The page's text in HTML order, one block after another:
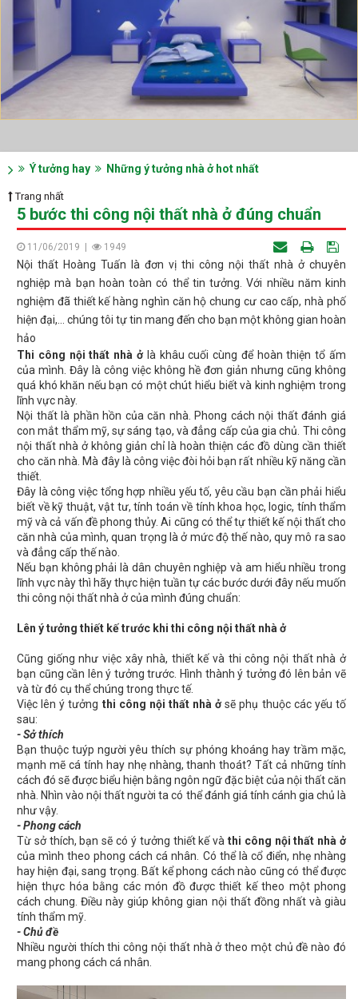
Ý tưởng hay Những ý tưởng nhà ở hot nhất
Trang nhất
5 bước thi công nội thất nhà ở đúng chuẩn
11/06/2019 1949
Nội thất Hoàng Tuấn là đơn vị thi công nội thất nhà ở chuyên
nghiệp mà bạn hoàn toàn có thể tin tưởng. Với nhiều năm kinh
nghiệm đã thiết kế hàng nghìn căn hộ chung cư cao cấp, nhà phố
hiện đại,... chúng tôi tự tin mang đến cho bạn một không gian hoàn
hảo
Thi công nội thất nhà ởlà khâu cuối cùng để hoàn thiện tổ ấm
của mình. Đây là công việc không hề đơn giản nhưng cũng không
quá khó khăn nếu bạn có một chút hiểu biết và kinh nghiệm trong
lĩnh vực này.
Nội thất là phần hồn của căn nhà. Phong cách nội thất đánh giá
con mắt thẩm mỹ, sự sáng tạo, và đẳng cấp của gia chủ. Thi công
nội thất nhà ở không giản chỉ là hoàn thiện các đồ dùng cần thiết
cho căn nhà. Mà đây là công việc đòi hỏi bạn rất nhiều kỹ năng cần
thiết.
Đây là công việc tổng hợp nhiều yếu tố, yêu cầu bạn cần phải hiểu
biết về kỹ thuật, vật tư, tính toán về tính khoa học, logic, tính thẩm
mỹ và cả vấn đề phong thủy. Ai cũng có thể tự thiết kế nội thất cho
căn nhà của mình, quan trọng là ở mức độ thế nào, quy mô ra sao
và đẳng cấp thế nào.
Nếu bạn không phải là dân chuyên nghiệp và am hiểu nhiều trong
lĩnh vực này thì hãy thực hiện tuần tự các bước dưới đây nếu muốn
thi công nội thất nhà ở của mình đúng chuẩn:
Lên ý tưởng thiết kế trước khi thi công nội thất nhà ở
Cũng giống như việc xây nhà, thiết kế và thi công nội thất nhà ở
bạn cũng cần lên ý tưởng trước. Hình thành ý tưởng đó lên bản vẽ
và từ đó cụ thể chúng trong thực tế.
Việc lên ý tưởng thi công nội thất nhà ởsẽ phụ thuộc các yếu tố
sau:
- Sở thích
Bạn thuộc tuýp người yêu thích sự phóng khoáng hay trầm mặc,
mạnh mẽ cá tính hay nhẹ nhàng, thanh thoát? Tất cả những tính
cách đó sẽ được biểu hiện bằng ngôn ngữ đặc biệt của nội thất căn
nhà. Nhìn vào nội thất người ta có thể đánh giá tính cánh gia chủ là
như vậy.
- Phong cách
Từ sở thích, bạn sẽ có ý tưởng thiết kế và thi công nội thất nhà ở
của mình theo phong cách cá nhân. Có thể là cổ điển, nhẹ nhàng
hay hiện đại, sang trọng. Bất kể phong cách nào cũng có thể được
hiện thực hóa bằng các món đồ được thiết kế theo một phong
cách chung. Điều này giúp không gian nội thất đồng nhất và giàu
tính thẩm mỹ.
- Chủ đề
Nhiều người thích thi công nội thất nhà ở theo một chủ đề nào đó
mang phong cách cá nhân.